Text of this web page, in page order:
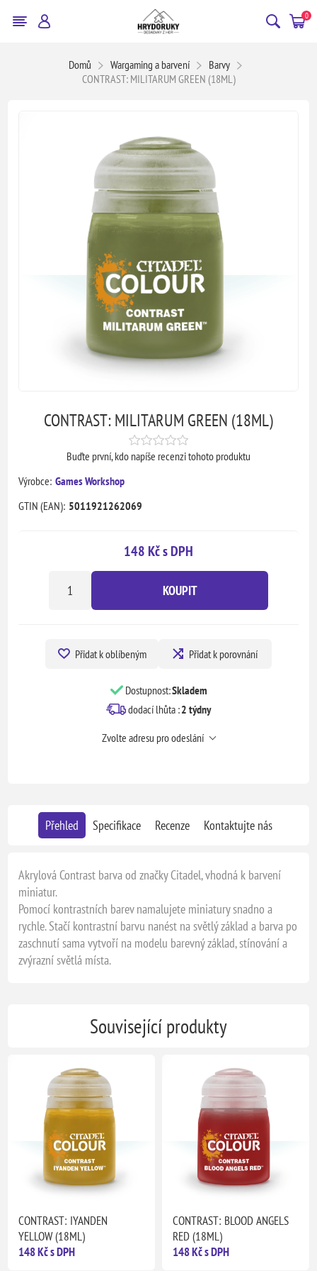
0
Domů Wargaming a barvení
Barvy
CONTRAST: MILITARUM GREEN (18ML)
CONTRAST: MILITARUM GREEN (18ML)
Buďte první, kdo napíše recenzi tohoto produktu
Výrobce: Games Workshop
GTIN (EAN): 5011921262069
148 Kč s DPH
KOUPIT
Přidat k oblíbeným Přidat k porovnání
Dostupnost:Skladem
dodací lhůta :2 týdny
Zvolte adresu pro odeslání
Přehled Specifikace Recenze Kontaktujte nás
Akrylová Contrast barva od značky Citadel, vhodná k barvení
miniatur.
Pomocí kontrastních barev namalujete miniatury snadno a
rychle. Stačí kontrastní barvu nanést na světlý základ a barva po
zaschnutí sama vytvoří na modelu barevný základ, stínování a
zvýrazní světlá místa.
Související produkty
CONTRAST: IYANDEN
YELLOW (18ML)
148 Kč s DPH
CONTRAST: BLOOD ANGELS
RED (18ML)
148 Kč s DPH